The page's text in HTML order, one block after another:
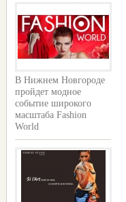
В Нижнем Новгороде
пройдет модное
событие широкого
масштаба Fashion
World